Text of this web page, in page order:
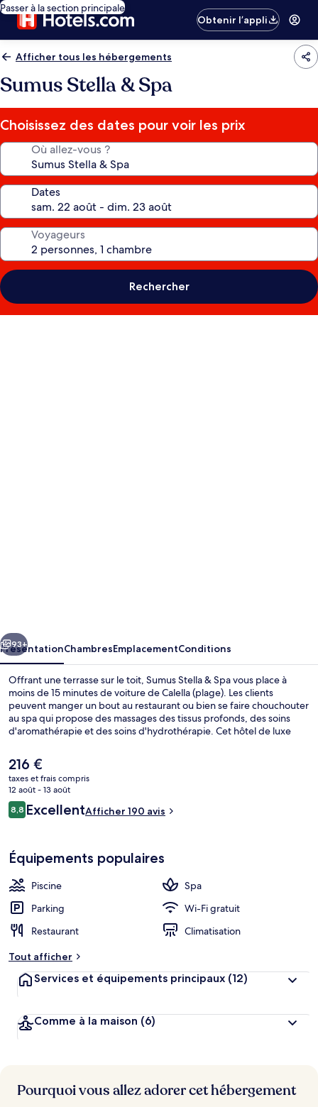
Passer à la section principale
Obtenir l’appli
Afficher tous les hébergements
Sumus Stella & Spa
Choisissez des dates pour voir les prix
Où allez-vous ?
Dates
Voyageurs
Rechercher
Suivant
93+
PrésentationChambresEmplacementConditions
Offrant une terrasse sur le toit, Sumus Stella & Spa vous place à
moins de 15 minutes de voiture de Calella (plage). Les clients
peuvent manger un bout au restaurant ou bien se faire chouchouter
au spa qui propose des massages des tissus profonds, des soins
d'aromathérapie et des soins d'hydrothérapie. Cet hôtel de luxe
extérieure. Les autres voyageurs ne tarissent pas d'éloges en ce qui
concerne la présentation générale.
Le
prix
actuel
est
de
216 €
taxes et frais compris
12 août - 13 août
Avis
voyageurs
8,88,8 sur 10
ExcellentAfficher 190 avis
Équipements populaires
Piscine
Spa
Parking
Wi-Fi gratuit
Restaurant
Climatisation
Tout afficher
Services et équipements principaux (12)
Comme à la maison (6)
Pourquoi vous allez adorer cet hébergement